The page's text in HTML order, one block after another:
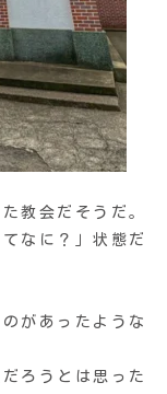
教会だそうだ。
なに？」状態だ
があったような
ろうとは思った